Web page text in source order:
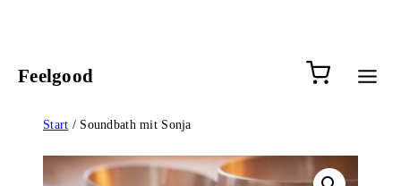
Feelgood 0
Start / Soundbath mit Sonja